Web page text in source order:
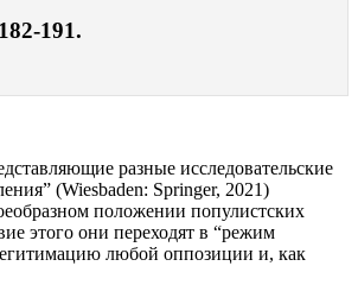
191.
разные исследовательские
(Wiesbaden: Springer, 2021)
положении популистских
этого они переходят в “режим
любой оппозиции и, как